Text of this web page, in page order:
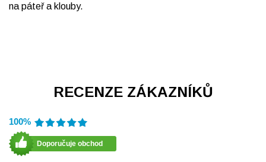
na páteř a klouby.
RECENZE ZÁKAZNÍKŮ
100%
Doporučuje obchod